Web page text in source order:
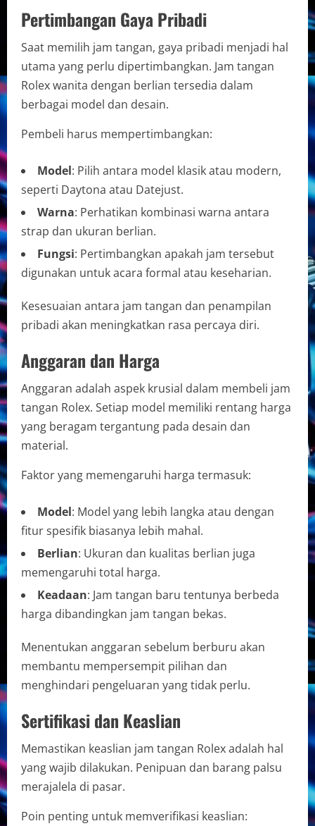
Pertimbangan Gaya Pribadi
Saat memilih jam tangan, gaya pribadi menjadi hal
utama yang perlu dipertimbangkan. Jam tangan
Rolex wanita dengan berlian tersedia dalam
berbagai model dan desain.
Pembeli harus mempertimbangkan:
Model: Pilih antara model klasik atau modern,
seperti Daytona atau Datejust.
Warna: Perhatikan kombinasi warna antara
strap dan ukuran berlian.
Fungsi: Pertimbangkan apakah jam tersebut
digunakan untuk acara formal atau keseharian.
Kesesuaian antara jam tangan dan penampilan
pribadi akan meningkatkan rasa percaya diri.
Anggaran dan Harga
Anggaran adalah aspek krusial dalam membeli jam
tangan Rolex. Setiap model memiliki rentang harga
yang beragam tergantung pada desain dan
material.
Faktor yang memengaruhi harga termasuk:
Model: Model yang lebih langka atau dengan
fitur spesifik biasanya lebih mahal.
Berlian: Ukuran dan kualitas berlian juga
memengaruhi total harga.
Keadaan: Jam tangan baru tentunya berbeda
harga dibandingkan jam tangan bekas.
Menentukan anggaran sebelum berburu akan
membantu mempersempit pilihan dan
menghindari pengeluaran yang tidak perlu.
Sertifikasi dan Keaslian
Memastikan keaslian jam tangan Rolex adalah hal
yang wajib dilakukan. Penipuan dan barang palsu
merajalela di pasar.
Poin penting untuk memverifikasi keaslian: